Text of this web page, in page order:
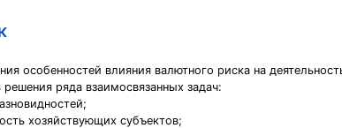
особенностей влияния валютного риска на
ряда взаимосвязанных задач:
хозяйствующих субъектов;